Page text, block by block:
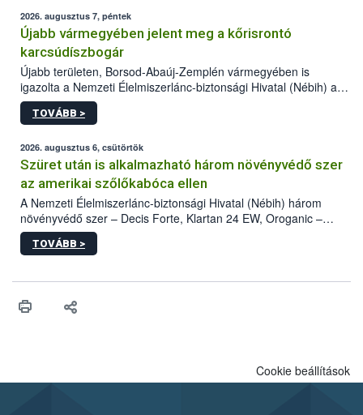
2026. augusztus 7, péntek
Újabb vármegyében jelent meg a kőrisrontó
karcsúdíszbogár
Újabb területen, Borsod-Abaúj-Zemplén vármegyében is
igazolta a Nemzeti Élelmiszerlánc-biztonsági Hivatal (Nébih) a
kőrisrontó karcsúdíszbogár (Agrilus planipennis) jelenlétét. A
kártevőt nem csak színcsapdában találták meg, de már fertőzött
az intenzív felderítést, emellett az intézkedéseket a szlovák
hatósággal is összehangolják a terjedés megállítása érdekében.
TOVÁBB >
2026. augusztus 6, csütörtök
Szüret után is alkalmazható három növényvédő szer
az amerikai szőlőkabóca ellen
A Nemzeti Élelmiszerlánc-biztonsági Hivatal (Nébih) három
növényvédő szer – Decis Forte, Klartan 24 EW, Oroganic –
engedélyokiratát módosította, így azok a szüretet követően,
egészen a vesszőérettség (BBCH 91) stádiumáig
érésű szőlőkben is legyen lehetőség a károsító elleni további
felhasználók számára is elérhető és ökológiai termesztésben is
TOVÁBB >
Cookie beállítások